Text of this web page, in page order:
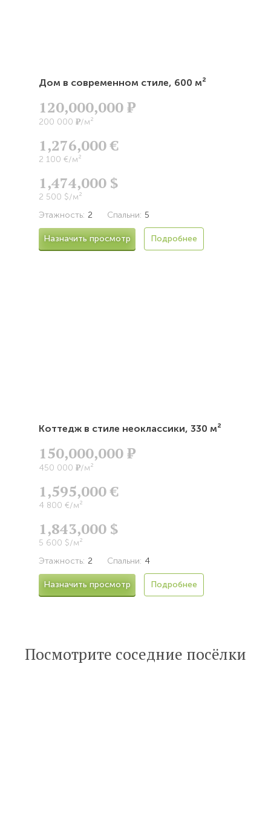
Дом в современном стиле, 600 м²
120,000,000Р
200 000 Р/м²
1,276,000 €
2 100 €/м²
1,474,000 $
2 500 $/м²
Этажность: 2 Спальни: 5
Назначить просмотр Подробнее
Коттедж в стиле неоклассики, 330 м²
150,000,000Р
450 000 Р/м²
1,595,000 €
4 800 €/м²
1,843,000 $
5 600 $/м²
Этажность: 2 Спальни: 4
Назначить просмотр Подробнее
Посмотрите соседние посёлки